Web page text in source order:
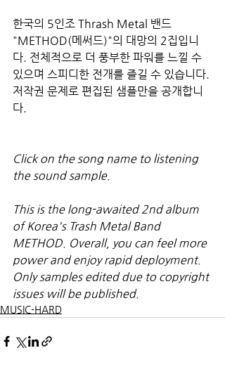
한국의 5인조 Thrash Metal 밴드
"METHOD(메써드)"의 대망의 2집입니
다. 전체적으로 더 풍부한 파워를 느낄 수
있으며 스피디한 전개를 즐길 수 있습니다.
저작권 문제로 편집된 샘플만을 공개합니
다.
Click on the song name to listening
the sound sample.
This is the long-awaited 2nd album
of Korea's Trash Metal Band
METHOD. Overall, you can feel more
power and enjoy rapid deployment.
Only samples edited due to copyright
issues will be published.
MUSIC-HARD